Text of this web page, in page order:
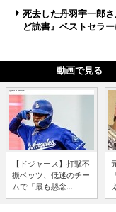
死去した丹羽宇一郎
ど読書』ベストセラー
動画で見る
【ドジャース】打撃不
振ベッツ、低迷のチー
ムで「最も懸念...